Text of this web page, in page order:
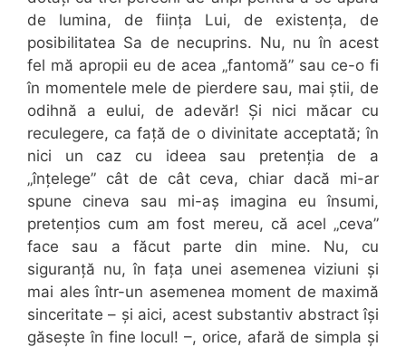
de lumina, de ființa Lui, de existența, de
posibilitatea Sa de necuprins. Nu, nu în acest
fel mă apropii eu de acea „fantomă” sau ce-o fi
în momentele mele de pierdere sau, mai știi, de
odihnă a eului, de adevăr! Și nici măcar cu
reculegere, ca față de o divinitate acceptată; în
nici un caz cu ideea sau pretenția de a
„înțelege” cât de cât ceva, chiar dacă mi-ar
spune cineva sau mi-aș imagina eu însumi,
pretențios cum am fost mereu, că acel „ceva”
face sau a făcut parte din mine. Nu, cu
siguranță nu, în fața unei asemenea viziuni și
mai ales într-un asemenea moment de maximă
sinceritate – și aici, acest substantiv abstract își
găsește în fine locul! –, orice, afară de simpla și